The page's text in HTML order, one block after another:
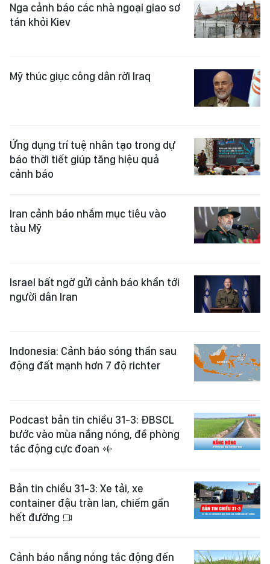
Nga cảnh báo các nhà ngoại giao sơ
tán khỏi Kiev
Mỹ thúc giục công dân rời Iraq
Ứng dụng trí tuệ nhân tạo trong dự
báo thời tiết giúp tăng hiệu quả
cảnh báo
Iran cảnh báo nhắm mục tiêu vào
tàu Mỹ
Israel bất ngờ gửi cảnh báo khẩn tới
người dân Iran
Indonesia: Cảnh báo sóng thần sau
động đất mạnh hơn 7 độ richter
Podcast bản tin chiều 31-3: ĐBSCL
bước vào mùa nắng nóng, đề phòng
tác động cực đoan
Bản tin chiều 31-3: Xe tải, xe
container đậu tràn lan, chiếm gần
hết đường
Cảnh báo nắng nóng tác động đến